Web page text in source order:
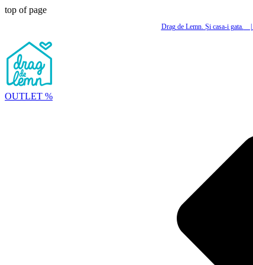
top of page
Drag de Lemn. Și casa-i gata.
OUTLET %